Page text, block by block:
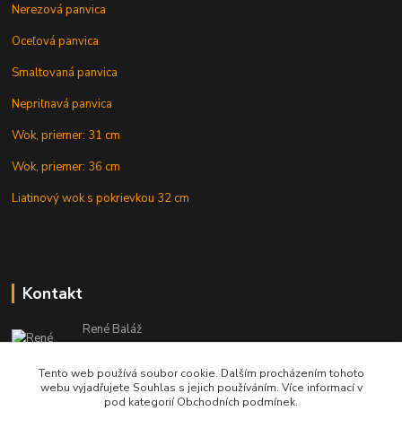
Nerezová panvica
Oceľová panvica
Smaltovaná panvica
Nepriľnavá panvica
Wok, priemer: 31 cm
Wok, priemer: 36 cm
Liatinový wok s pokrievkou 32 cm
Kontakt
René Baláž
Eshop: +421 902 212 007
od 8:00 - do 16:00 hod
info@kotlikyshop.sk
Tento web používá soubor cookie. Dalším procházením tohoto
webu vyjadřujete Souhlas s jejich používáním. Více informací v
pod kategorií Obchodních podmínek.